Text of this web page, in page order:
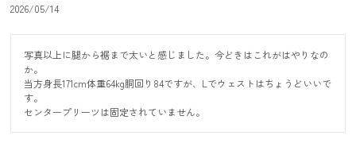
2026/05/14
写真以上に腿から裾まで太いと感じました。今どきはこれがはやりなの
か。
当方身長171cm体重64kg胴回り84ですが、Lでウェストはちょうどいいで
す。
センタープリーツは固定されていません。